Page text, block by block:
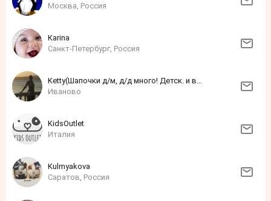
Москва, Россия
Karina
Санкт-Петербург, Россия
Ketty(Шапочки д/м, д/д много! Детск. и взросл. трикотаж в наличиии и на заказ!)
Иваново
KidsOutlet
Италия
Kulmyakova
Саратов, Россия